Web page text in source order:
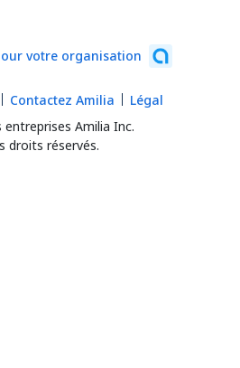
votre organisation
Amilia Inc.
droits réservés.
Contactez Amilia Légal